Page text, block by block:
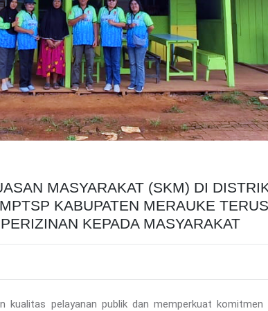
MASYARAKAT (SKM) DI
KABUPATEN MERAUKE TERUS
KEPADA MASYARAKAT
kualitas pelayanan publik dan memperkuat komitmen